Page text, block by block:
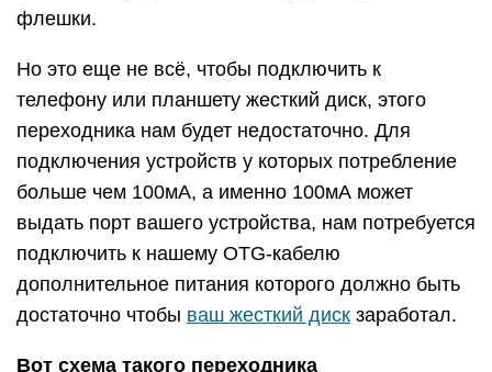
флешки.
Но это еще не всё, чтобы подключить к
телефону или планшету жесткий диск, этого
переходника нам будет недостаточно. Для
подключения устройств у которых потребление
больше чем 100мА, а именно 100мА может
выдать порт вашего устройства, нам потребуется
подключить к нашему OTG-кабелю
дополнительное питания которого должно быть
достаточно чтобы ваш жесткий диск заработал.
Вот схема такого переходника